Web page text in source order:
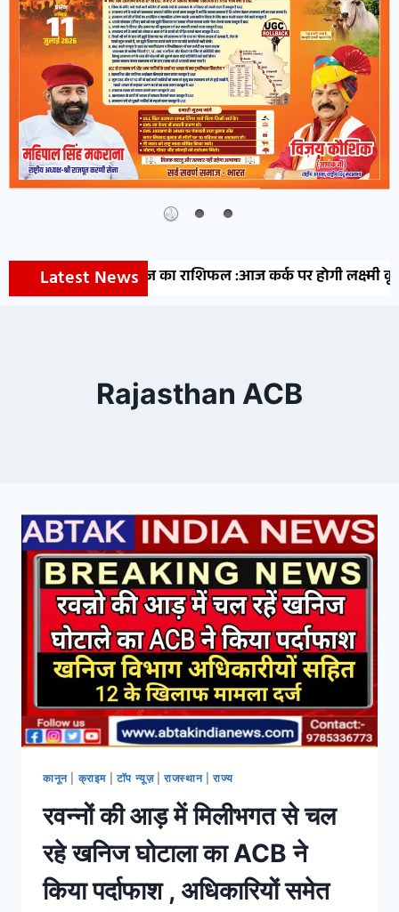
Latest News
आज का राशिफल :आज कर्क पर होगी लक्ष्मी कृपा, मकर
Rajasthan ACB
कानून| क्राइम| टॉप न्यूज़|राजस्थान| राज्य
रवन्नों की आड़ में मिलीभगत से चल
रहे खनिज घोटाला का ACB ने
किया पर्दाफाश , अधिकारियों समेत